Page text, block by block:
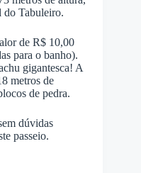
do Tabuleiro.
de R$ 10,00
para o banho).
gigantesca! A
metros de
de pedra.
dúvidas
passeio.